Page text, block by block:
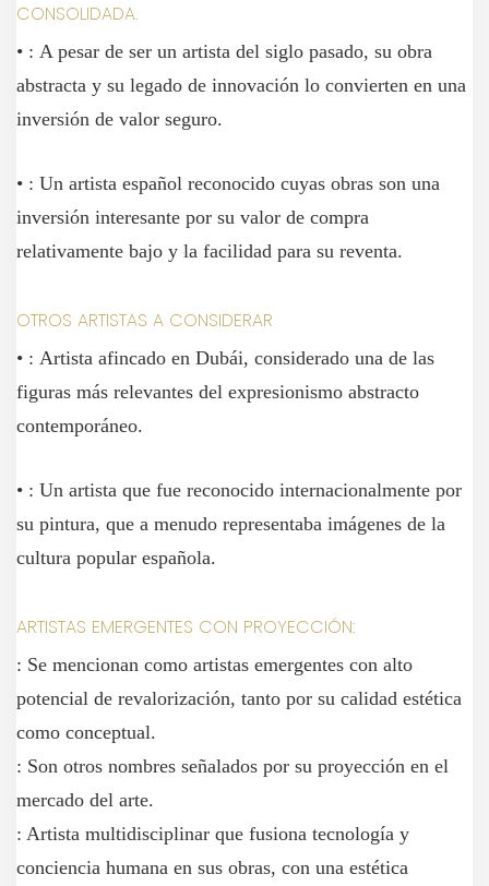
CONSOLIDADA.
• : A pesar de ser un artista del siglo pasado, su obra
abstracta y su legado de innovación lo convierten en una
inversión de valor seguro.
• : Un artista español reconocido cuyas obras son una
inversión interesante por su valor de compra
relativamente bajo y la facilidad para su reventa.
OTROS ARTISTAS A CONSIDERAR
• : Artista afincado en Dubái, considerado una de las
figuras más relevantes del expresionismo abstracto
contemporáneo.
• : Un artista que fue reconocido internacionalmente por
su pintura, que a menudo representaba imágenes de la
cultura popular española.
ARTISTAS EMERGENTES CON PROYECCIÓN:
: Se mencionan como artistas emergentes con alto
potencial de revalorización, tanto por su calidad estética
como conceptual.
: Son otros nombres señalados por su proyección en el
mercado del arte.
: Artista multidisciplinar que fusiona tecnología y
conciencia humana en sus obras, con una estética